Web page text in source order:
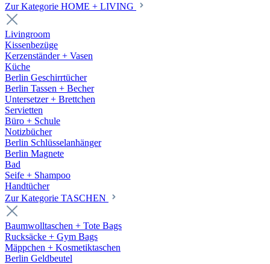
Zur Kategorie HOME + LIVING
Livingroom
Kissenbezüge
Kerzenständer + Vasen
Küche
Berlin Geschirrtücher
Berlin Tassen + Becher
Untersetzer + Brettchen
Servietten
Büro + Schule
Notizbücher
Berlin Schlüsselanhänger
Berlin Magnete
Bad
Seife + Shampoo
Handtücher
Zur Kategorie TASCHEN
Baumwolltaschen + Tote Bags
Rucksäcke + Gym Bags
Mäppchen + Kosmetiktaschen
Berlin Geldbeutel